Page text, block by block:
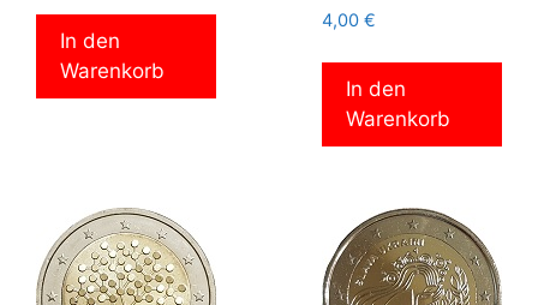
In den
Warenkorb
4,00 €
In den
Warenkorb